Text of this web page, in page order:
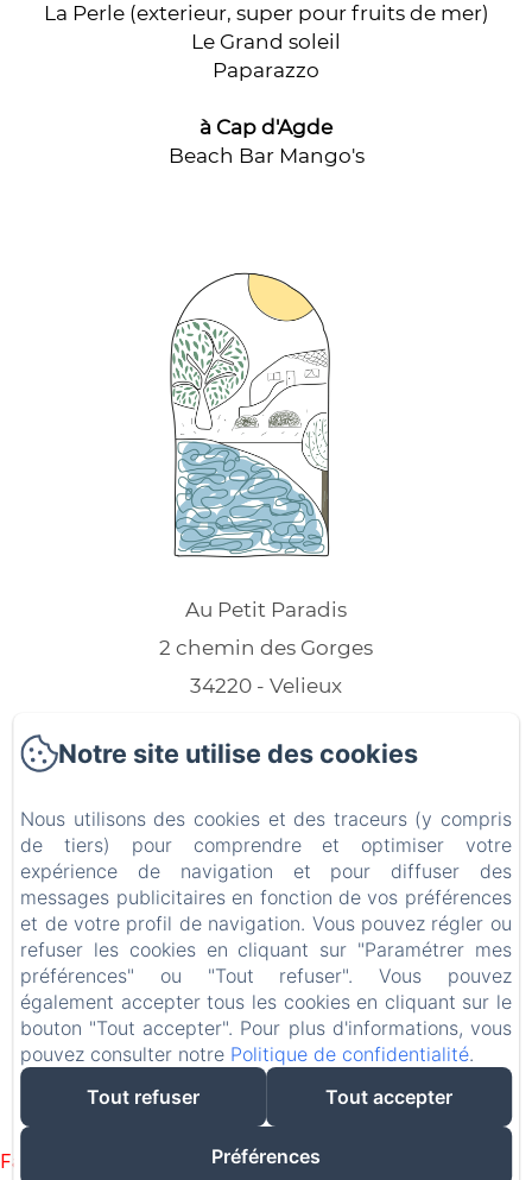
La Perle (exterieur, super pour fruits de mer)
Le Grand soleil
Paparazzo
à Cap d'Agde
Beach Bar Mango's
Au Petit Paradis
2 chemin des Gorges
34220 - Velieux
marijevandriem@hotmail.com
Accueil
Nos gîtes
Contact
EN FR NL
Créé par Amenitiz
Failed to load BookingEngine/index: Loading chunk 1322
Notre site utilise des cookies
Nous utilisons des cookies et des traceurs (y compris
de tiers) pour comprendre et optimiser votre
expérience de navigation et pour diffuser des
messages publicitaires en fonction de vos préférences
et de votre profil de navigation. Vous pouvez régler ou
refuser les cookies en cliquant sur "Paramétrer mes
préférences" ou "Tout refuser". Vous pouvez
également accepter tous les cookies en cliquant sur le
bouton "Tout accepter". Pour plus d'informations, vous
pouvez consulter notre Politique de confidentialité.
Tout refuser
Tout accepter
Préférences